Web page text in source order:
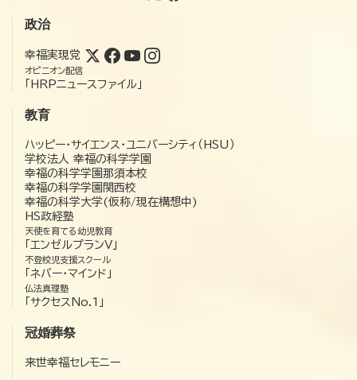
政治
幸福実現党
オピニオン配信
「HRPニュースファイル」
教育
ハッピー・サイエンス・ユニバーシティ（HSU）
学校法人 幸福の科学学園
幸福の科学学園那須本校
幸福の科学学園関西校
幸福の科学大学(仮称/現在構想中)
HS政経塾
天使を育てる幼児教育
「エンゼルプランV」
不登校児支援スクール
「ネバー・マインド」
仏法真理塾
「サクセスNo.1」
冠婚葬祭
来世幸福セレモニー